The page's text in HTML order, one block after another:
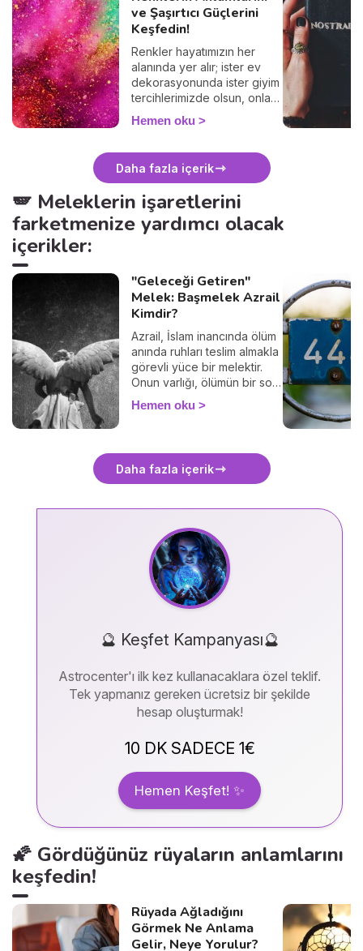
ve Şaşırtıcı Güçlerini
Keşfedin!
Renkler hayatımızın her
alanında yer alır; ister ev
dekorasyonunda ister giyim
tercihlerimizde olsun, onları
her gün kullanırız. Ancak
çoğu kişi bilmez ki, her renk
sahiptir. Bu anlamları doğru
kullanarak aşkı, şansı ve
çekebilirsiniz... Hangi rengin
ne anlama geldiğini hemen
keşfedin!
Hemen oku
Daha fazla içerik
🪽 Meleklerin işaretlerini
farketmenize yardımcı olacak
içerikler:
"Geleceği Getiren"
Melek: Başmelek Azrail
Kimdir?
Azrail, İslam inancında ölüm
anında ruhları teslim almakla
görevli yüce bir melektir.
Onun varlığı, ölümün bir son
değil, ilahi bir başlangıç
olduğunu hatırlatır. Bu
duayı bulabilirsiniz.
Hemen oku
Daha fazla içerik
🔮 Keşfet Kampanyası🔮
Astrocenter'ı ilk kez kullanacaklara özel teklif.
Tek yapmanız gereken ücretsiz bir şekilde
hesap oluşturmak!
10 DK SADECE 1€
Hemen Keşfet! ✨
🌠 Gördüğünüz rüyaların anlamlarını
keşfedin!
Rüyada Ağladığını
Görmek Ne Anlama
Gelir, Neye Yorulur?